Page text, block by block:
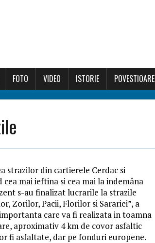
FOTO VIDEO ISTORIE POVESTIOARE
strazilor din cartierele Cerdac si
mai ieftina si cea mai la indemâna
s-au finalizat lucrarile la strazile
Zorilor, Pacii, Florilor si Sarariei”, a
care va fi realizata in toamna
aproximativ 4 km de covor asfaltic
fi asfaltate, dar pe fonduri europene.